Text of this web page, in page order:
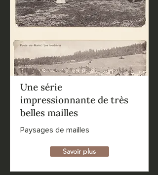
Une série
impressionnante de très
belles mailles
Paysages de mailles
Savoir plus